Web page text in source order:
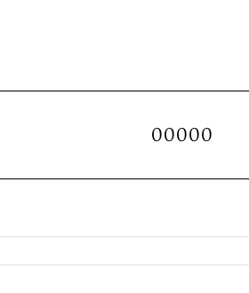
00000